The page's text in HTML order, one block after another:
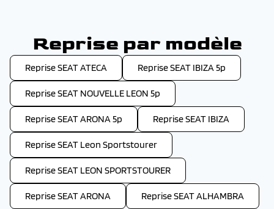
Reprise par modèle
Reprise SEAT ATECA Reprise SEAT IBIZA 5p
Reprise SEAT NOUVELLE LEON 5p
Reprise SEAT ARONA 5p Reprise SEAT IBIZA
Reprise SEAT Leon Sportstourer
Reprise SEAT LEON SPORTSTOURER
Reprise SEAT ARONA Reprise SEAT ALHAMBRA